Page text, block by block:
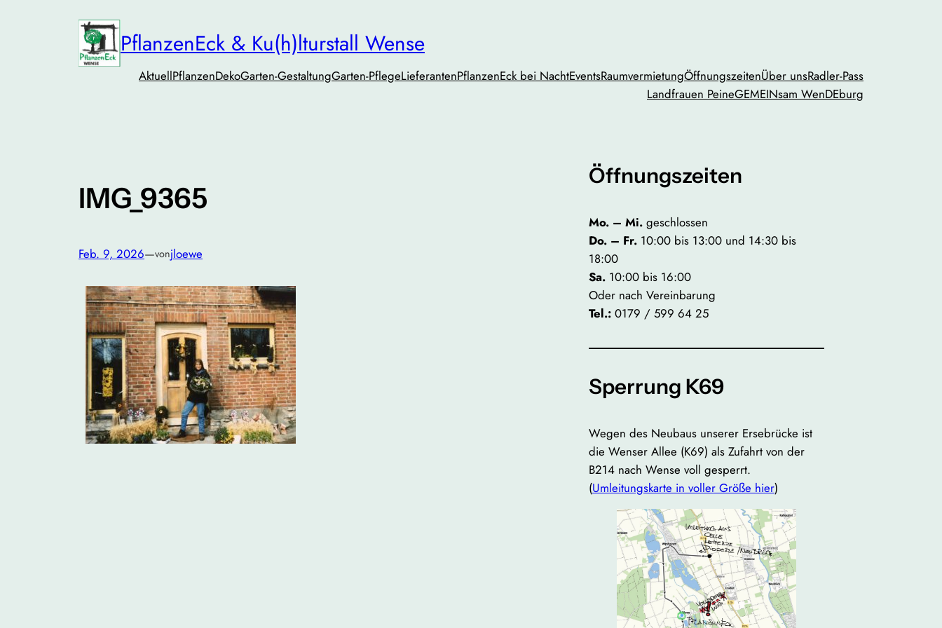
PflanzenEck & Ku(h)lturstall Wense
AktuellPflanzenDekoGarten-GestaltungGarten-PflegeLieferantenPflanzenEck bei NachtEventsRaumvermietungÖffnungszeitenÜber unsRadler-Pass
Landfrauen PeineGEMEINsam WenDEburg
IMG_9365
Feb. 9, 2026—vonjloewe
Öffnungszeiten
Mo. – Mi. geschlossen
Do. – Fr. 10:00 bis 13:00 und 14:30 bis
18:00
Sa. 10:00 bis 16:00
Oder nach Vereinbarung
Tel.: 0179 / 599 64 25
Sperrung K69
Wegen des Neubaus unserer Ersebrücke ist
die Wenser Allee (K69) als Zufahrt von der
B214 nach Wense voll gesperrt.
(Umleitungskarte in voller Größe hier)